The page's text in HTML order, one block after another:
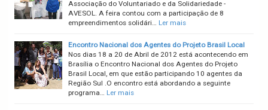
Associação do Voluntariado e da Solidariedade -
AVESOL. A feira contou com a participação de 8
empreendimentos solidári… Ler mais
Encontro Nacional dos Agentes do Projeto Brasil Local
Nos dias 18 a 20 de Abril de 2012 está acontecendo em
Brasília o Encontro Nacional dos Agentes do Projeto
Brasil Local, em que estão participando 10 agentes da
Região Sul .O encontro está abordando a seguinte
programa… Ler mais